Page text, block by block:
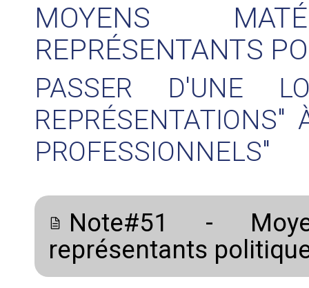
MOYENS
REPRÉSENTANTS
PASSER D'UNE
PROFESSIONNELS"
Note#51 -
représentants